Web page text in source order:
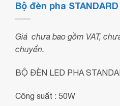
Bộ đèn pha
Giá chưa bao gồm VAT,
chuyển.
BỘ ĐÈN LED PHA
Công suất : 50W